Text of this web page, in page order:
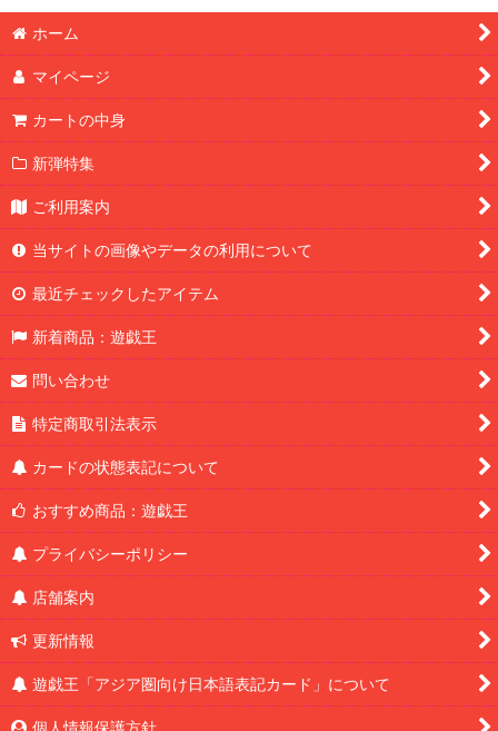
ホーム
マイページ
カートの中身
新弾特集
ご利用案内
当サイトの画像やデータの利用について
最近チェックしたアイテム
新着商品：遊戯王
問い合わせ
特定商取引法表示
カードの状態表記について
おすすめ商品：遊戯王
プライバシーポリシー
店舗案内
更新情報
遊戯王「アジア圏向け日本語表記カード」について
個人情報保護方針